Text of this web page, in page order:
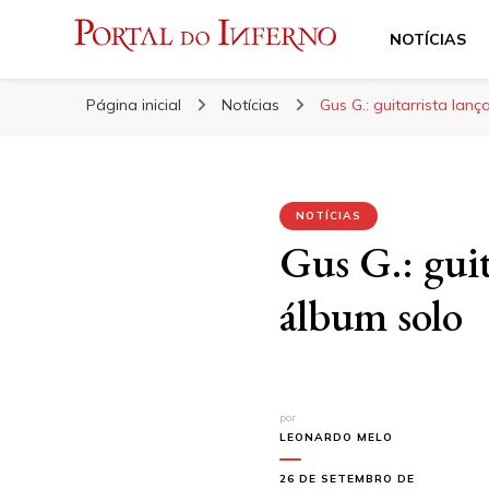
Portal do Inferno
NOTÍCIAS
Página inicial Notícias Gus G.: guitarrista
NOTÍCIAS
Gus G.:
álbum solo
por
LEONARDO MELO
26 DE SETEMBRO DE